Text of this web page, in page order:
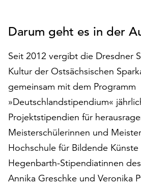
akzeptieren“,
alle
Cookies
akzeptieren.
Sie
können
Ihr
Einverständnis
jederzeit
ändern
und
Darum geht es in der
Seit 2012 vergibt die Dresdner
Kultur der Ostsächsischen
gemeinsam mit dem Programm
»Deutschlandstipendium«
Projektstipendien für
Meisterschülerinnen und
Hochschule für Bildende
Hegenbarth-Stipendiatinnen
Annika Greschke und Veronika